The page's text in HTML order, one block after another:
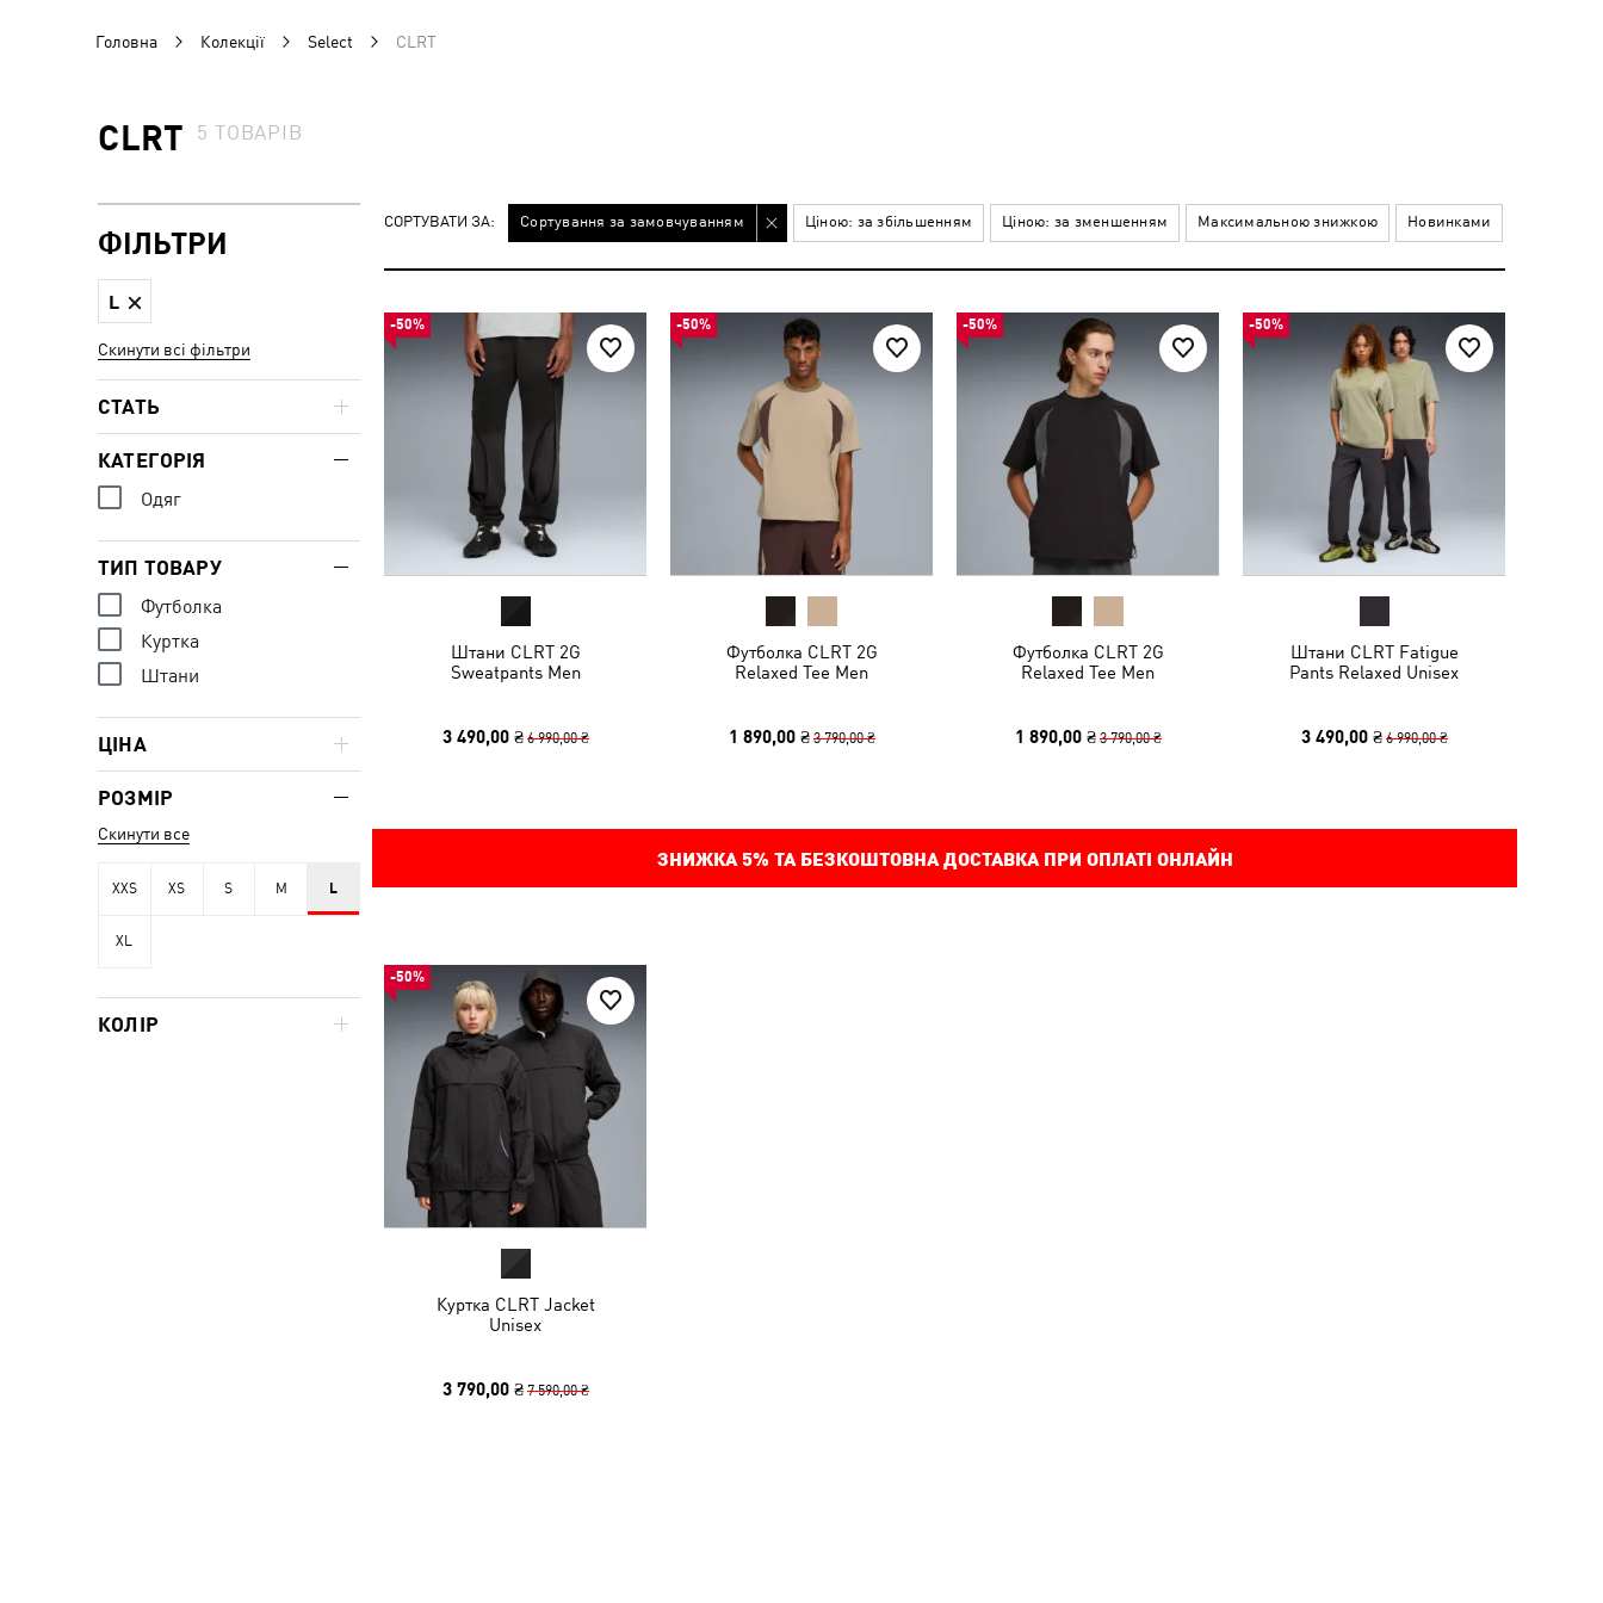
Головна Колекції Select CLRT
CLRT 5 ТОВАРІВ
СОРТУВАТИ ЗА: Сортування за замовчуванням Ціною: за збільшенням Ціною: за зменшенням Максимальною знижкою Новинками
-50%
Штани CLRT 2G
Sweatpants Men
3 490,00 ₴ 6 990,00 ₴
-50%
Футболка CLRT 2G
Relaxed Tee Men
1 890,00 ₴ 3 790,00 ₴
-50%
Футболка CLRT 2G
Relaxed Tee Men
1 890,00 ₴ 3 790,00 ₴
-50%
Штани CLRT Fatigue
Pants Relaxed Unisex
3 490,00 ₴ 6 990,00 ₴
ЗНИЖКА 5% ТА БЕЗКОШТОВНА ДОСТАВКА ПРИ ОПЛАТІ ОНЛАЙН
-50%
Куртка CLRT Jacket
Unisex
3 790,00 ₴ 7 590,00 ₴
ФІЛЬТРИ
L
Скинути всі фільтри
СТАТЬ
КАТЕГОРІЯ
Одяг
ТИП ТОВАРУ
Футболка
Куртка
Штани
ЦІНА
РОЗМІР
Скинути все
XXS XS S M L
XL
КОЛІР